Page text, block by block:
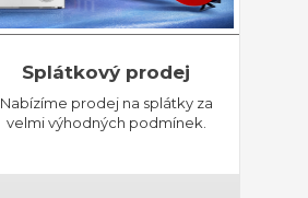
Splátkový prodej
Nabízíme prodej na splátky za
velmi výhodných podmínek.